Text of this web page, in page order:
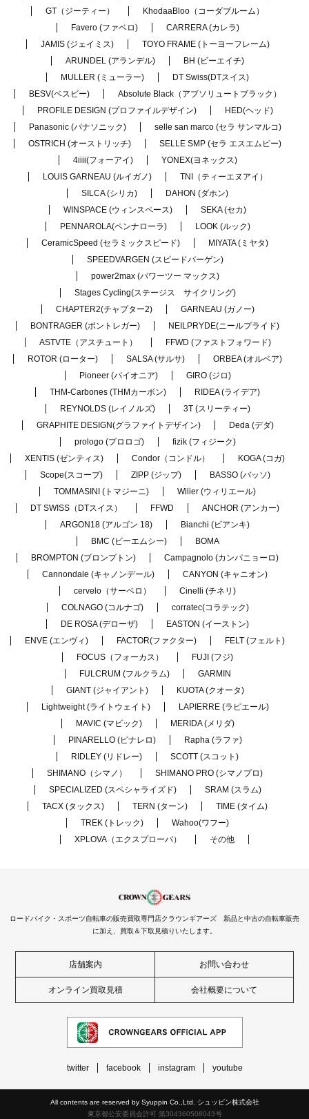
GT（ジーティー）
KhodaaBloo（コーダブルーム）
Favero (ファベロ)
CARRERA (カレラ)
JAMIS (ジェイミス)
TOYO FRAME (トーヨーフレーム)
ARUNDEL (アランデル)
BH (ビーエイチ)
MULLER (ミューラー)
DT Swiss(DTスイス)
BESV(ベスビー)
Absolute Black（アブソリュートブラック）
PROFILE DESIGN (プロファイルデザイン)
HED(ヘッド)
Panasonic (パナソニック)
selle san marco (セラ サンマルコ)
OSTRICH (オーストリッチ)
SELLE SMP (セラ エスエムピー)
4iiii(フォーアイ)
YONEX(ヨネックス)
LOUIS GARNEAU (ルイガノ)
TNI（ティーエヌアイ）
SILCA (シリカ)
DAHON (ダホン)
WINSPACE (ウィンスペース)
SEKA (セカ)
PENNAROLA(ペンナローラ)
LOOK (ルック)
CeramicSpeed (セラミックスピード)
MIYATA (ミヤタ)
SPEEDVARGEN (スピードバーゲン)
power2max (パワーツー マックス)
Stages Cycling(ステージス サイクリング)
CHAPTER2(チャプター2)
GARNEAU (ガノー)
BONTRAGER (ボントレガー)
NEILPRYDE(ニールプライド)
ASTVTE（アスチュート）
FFWD (ファストフォワード)
ROTOR (ローター)
SALSA (サルサ)
ORBEA (オルベア)
Pioneer (パイオニア)
GIRO (ジロ)
THM-Carbones (THMカーボン)
RIDEA (ライデア)
REYNOLDS (レイノルズ)
3T (スリーティー)
GRAPHITE DESIGN(グラファイトデザイン)
Deda (デダ)
prologo (プロロゴ)
fizik (フィジーク)
XENTIS (ゼンティス)
Condor（コンドル）
KOGA (コガ)
Scope(スコープ)
ZIPP (ジップ)
BASSO (バッソ)
TOMMASINI (トマジーニ)
Wilier (ウィリエール)
DT SWISS（DTスイス）
FFWD
ANCHOR (アンカー)
ARGON18 (アルゴン 18)
Bianchi (ビアンキ)
BMC (ビーエムシー)
BOMA
BROMPTON (ブロンプトン)
Campagnolo (カンパニョーロ)
Cannondale (キャノンデール)
CANYON (キャニオン)
cervelo（サーベロ）
Cinelli (チネリ)
COLNAGO (コルナゴ)
corratec(コラテック)
DE ROSA (デローザ)
EASTON (イーストン)
ENVE (エンヴィ)
FACTOR(ファクター)
FELT (フェルト)
FOCUS（フォーカス）
FUJI (フジ)
FULCRUM (フルクラム)
GARMIN
GIANT (ジャイアント)
KUOTA (クオータ)
Lightweight (ライトウェイト)
LAPIERRE (ラピエール)
MAVIC (マビック)
MERIDA (メリダ)
PINARELLO (ピナレロ)
Rapha (ラファ)
RIDLEY (リドレー)
SCOTT (スコット)
SHIMANO（シマノ）
SHIMANO PRO (シマノプロ)
SPECIALIZED (スペシャライズド)
SRAM (スラム)
TACX (タックス)
TERN (ターン)
TIME (タイム)
TREK (トレック)
Wahoo(ワフー)
XPLOVA（エクスプローバ）
その他
ロードバイク・スポーツ自転車の販売買取専門店クラウンギアーズ 新品と中古の自転車販売
に加え、買取＆下取見積りいたします。
店舗案内 お問い合わせ
オンライン買取見積 会社概要について
twitter facebook instagram youtube
All contents are reserved by Syuppin Co.,Ltd. シュッピン株式会社
東京都公安委員会許可 第304360508043号